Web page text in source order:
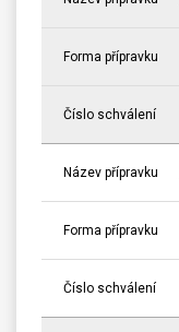
Forma přípravku
Číslo schválení
Název přípravku
Forma přípravku
Číslo schválení